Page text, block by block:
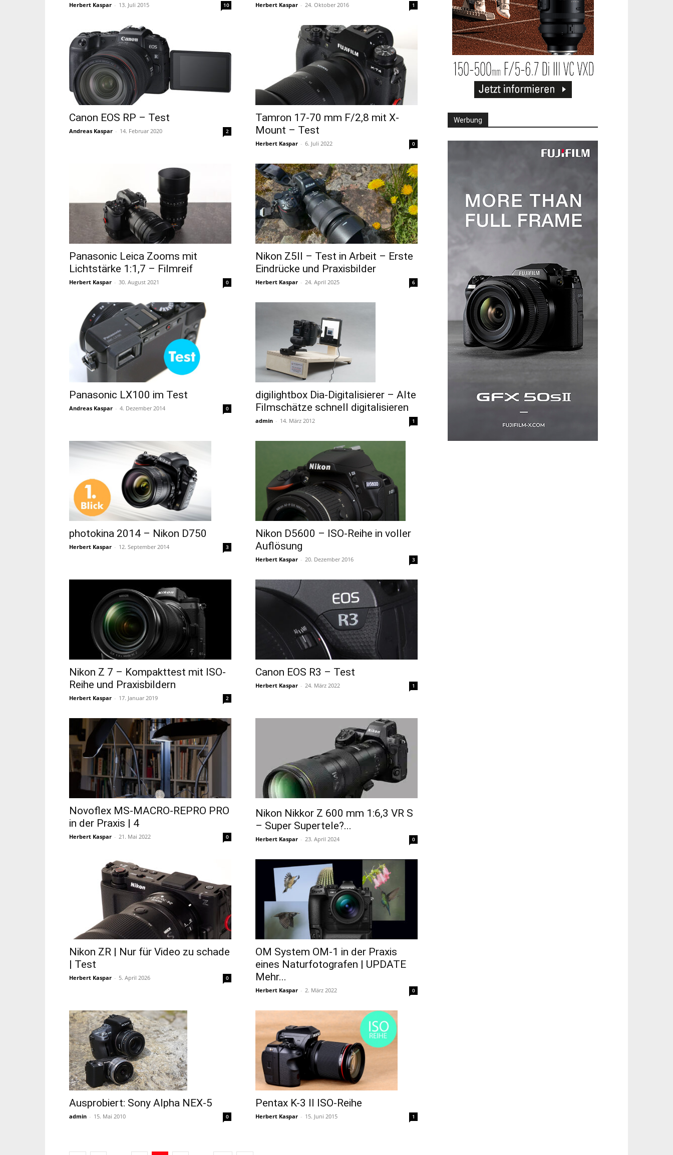
Herbert Kaspar - 13. Juli 2015 10 Herbert Kaspar - 24. Oktober 2016 1
Canon EOS RP – Test
Andreas Kaspar - 14. Februar 2020 2
Tamron 17-70 mm F/2,8 mit X-
Mount – Test
Herbert Kaspar - 6. Juli 2022 0
Panasonic Leica Zooms mit
Lichtstärke 1:1,7 – Filmreif
Herbert Kaspar - 30. August 2021 0
Nikon Z5II – Test in Arbeit – Erste
Eindrücke und Praxisbilder
Herbert Kaspar - 24. April 2025 6
Panasonic LX100 im Test
Andreas Kaspar - 4. Dezember 2014 0
digilightbox Dia-Digitalisierer – Alte
Filmschätze schnell digitalisieren
admin - 14. März 2012 1
photokina 2014 – Nikon D750
Herbert Kaspar - 12. September 2014 3
Nikon D5600 – ISO-Reihe in voller
Auflösung
Herbert Kaspar - 20. Dezember 2016 3
Nikon Z 7 – Kompakttest mit ISO-
Reihe und Praxisbildern
Herbert Kaspar - 17. Januar 2019 2
Canon EOS R3 – Test
Herbert Kaspar - 24. März 2022 1
Novoflex MS-MACRO-REPRO PRO
in der Praxis | 4
Herbert Kaspar - 21. Mai 2022 0
Nikon Nikkor Z 600 mm 1:6,3 VR S
– Super Supertele?...
Herbert Kaspar - 23. April 2024 0
Nikon ZR | Nur für Video zu schade
| Test
Herbert Kaspar - 5. April 2026 0
OM System OM-1 in der Praxis
eines Naturfotografen | UPDATE
Mehr...
Herbert Kaspar - 2. März 2022 0
Ausprobiert: Sony Alpha NEX-5
admin - 15. Mai 2010 0
Pentax K-3 II ISO-Reihe
Herbert Kaspar - 15. Juni 2015 1
Werbung